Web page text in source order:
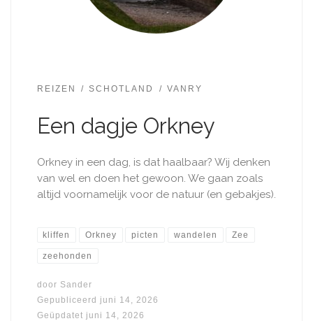
REIZEN SCHOTLAND VANRY
Een dagje Orkney
Orkney in een dag, is dat haalbaar? Wij denken
van wel en doen het gewoon. We gaan zoals
altijd voornamelijk voor de natuur (en gebakjes).
kliffen Orkney picten wandelen Zee
zeehonden
door Sander
Gepubliceerd juni 14, 2026
Geüpdatet juni 14, 2026